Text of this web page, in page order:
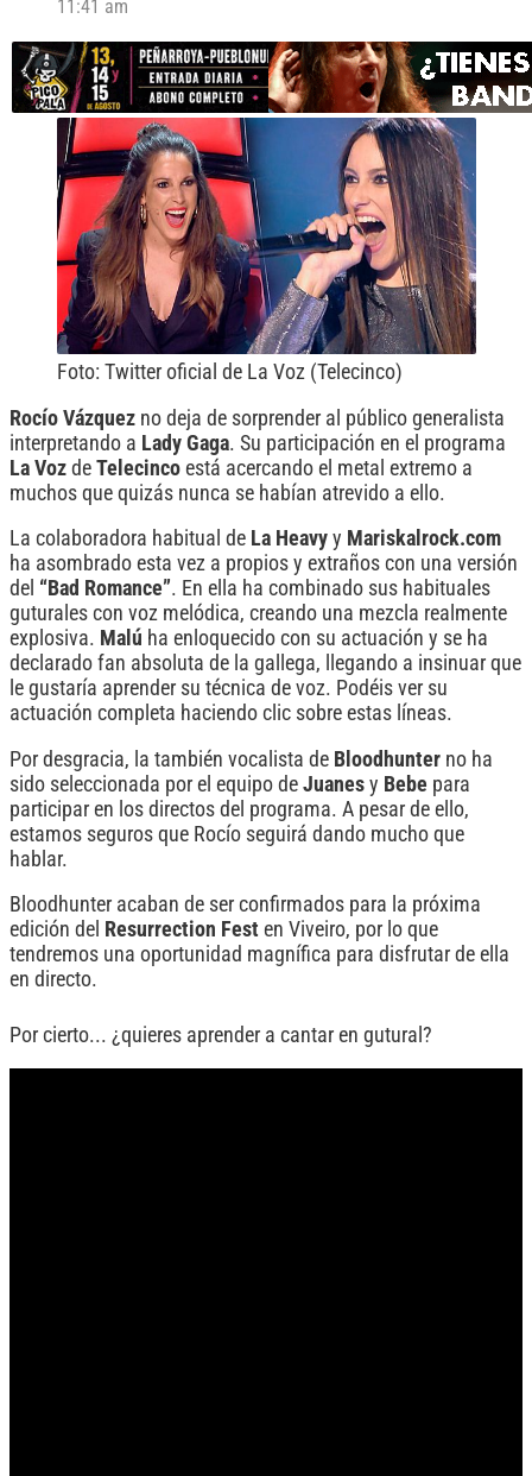
11:41 am
Foto: Twitter oficial de La Voz (Telecinco)
Rocío Vázquez no deja de sorprender al público generalista
interpretando a Lady Gaga. Su participación en el programa
La Voz de Telecinco está acercando el metal extremo a
muchos que quizás nunca se habían atrevido a ello.
La colaboradora habitual de La Heavy y Mariskalrock.com
ha asombrado esta vez a propios y extraños con una versión
del “Bad Romance”. En ella ha combinado sus habituales
guturales con voz melódica, creando una mezcla realmente
explosiva. Malú ha enloquecido con su actuación y se ha
declarado fan absoluta de la gallega, llegando a insinuar que
le gustaría aprender su técnica de voz. Podéis ver su
actuación completa haciendo clic sobre estas líneas.
Por desgracia, la también vocalista de Bloodhunter no ha
sido seleccionada por el equipo de Juanes y Bebe para
participar en los directos del programa. A pesar de ello,
estamos seguros que Rocío seguirá dando mucho que
hablar.
Bloodhunter acaban de ser confirmados para la próxima
edición del Resurrection Fest en Viveiro, por lo que
tendremos una oportunidad magnífica para disfrutar de ella
en directo.
Por cierto... ¿quieres aprender a cantar en gutural?